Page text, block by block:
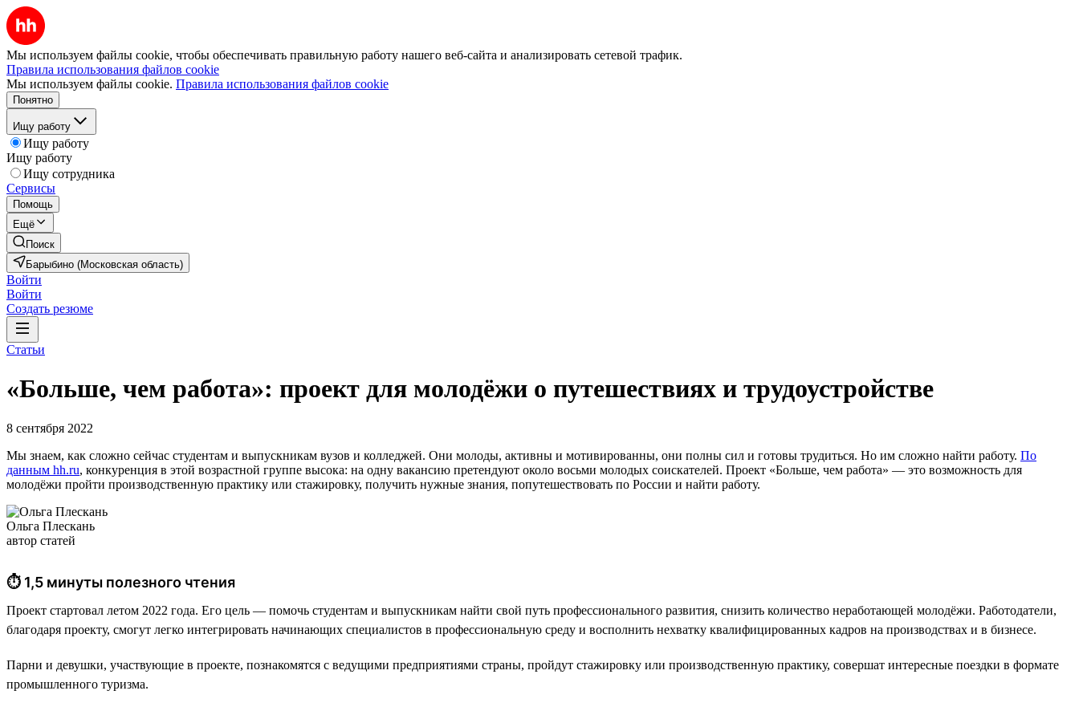
Мы используем файлы cookie, чтобы обеспечивать правильную работу нашего веб-сайта и анализировать сетевой трафик.
Правила использования файлов cookie
Мы используем файлы cookie. Правила использования файлов cookie
Понятно
Ищу работу
Ищу работу
Ищу работу
Ищу сотрудника
Сервисы
Помощь
Ещё
Поиск
Барыбино (Московская область)
Войти
Войти
Создать резюме
Статьи
«Больше, чем работа»: проект для молодёжи о путешествиях и трудоустройстве
8 сентября 2022
Мы знаем, как сложно сейчас студентам и выпускникам вузов и колледжей. Они молоды, активны и мотивированны, они полны сил и готовы трудиться. Но им сложно найти работу. По
данным hh.ru, конкуренция в этой возрастной группе высока: на одну вакансию претендуют около восьми молодых соискателей. Проект «Больше, чем работа» — это возможность для
молодёжи пройти производственную практику или стажировку, получить нужные знания, попутешествовать по России и найти работу.
Ольга Плескань
автор статей
⏱ 1,5 минуты полезного чтения
Проект стартовал летом 2022 года. Его цель — помочь студентам и выпускникам найти свой путь профессионального развития, снизить количество неработающей молодёжи. Работодатели,
благодаря проекту, смогут легко интегрировать начинающих специалистов в профессиональную среду и восполнить нехватку квалифицированных кадров на производствах и в бизнесе.
Парни и девушки, участвующие в проекте, познакомятся с ведущими предприятиями страны, пройдут стажировку или производственную практику, совершат интересные поездки в формате
промышленного туризма.